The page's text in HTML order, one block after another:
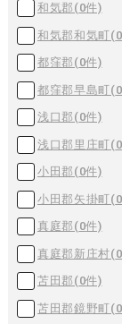
和気郡(0件)
和気郡和気町(0
都窪郡(0件)
都窪郡早島町(0
浅口郡(0件)
浅口郡里庄町(0
小田郡(0件)
小田郡矢掛町(0
真庭郡(0件)
真庭郡新庄村(0
苫田郡(0件)
苫田郡鏡野町(0